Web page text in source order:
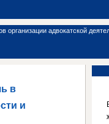
адвокатской
в
и